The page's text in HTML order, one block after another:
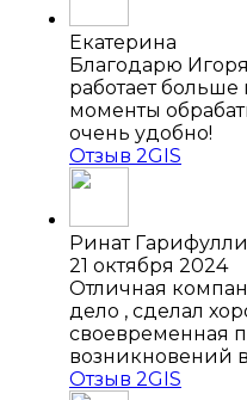
Екатерина
Благодарю Игоря
работает больше
моменты
очень удобно!
Отзыв 2GIS
Ринат
21 октября 2024
Отличная
дело , сделал
своевременная
возникновений
Отзыв 2GIS